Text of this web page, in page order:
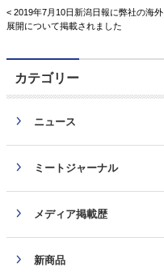
< 2019年7月10日新潟日報に弊社の海外
展開について掲載されました
カテゴリー
ニュース
ミートジャーナル
メディア掲載歴
新商品